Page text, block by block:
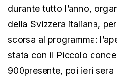
durante tutto l’anno,
della Svizzera italiana,
scorsa al programma:
stata con il Piccolo
900presente, poi ieri